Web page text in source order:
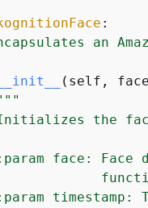
:
an
__init__ ( self, face,
the
face: Face
timestamp: